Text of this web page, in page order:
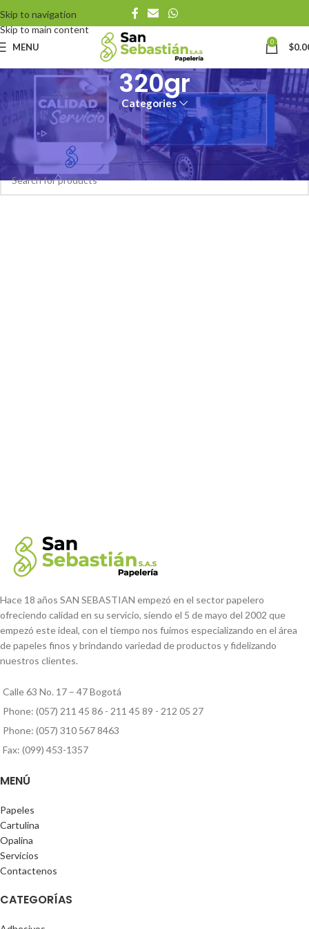
Skip to navigation
Skip to main content
MENU 0 $
320gr
Categories
Productos Cartulina Gramaje 320gr
No se han encontrado productos que coincidan con tu selección.
Hace 18 años SAN SEBASTIAN empezó en el sector papelero
ofreciendo calidad en su servicio, siendo el 5 de mayo del 2002 que
empezó este ideal, con el tiempo nos fuimos especializando en el área
de papeles finos y brindando variedad de productos y fidelizando
nuestros clientes.
Calle 63 No. 17 – 47 Bogotá
Phone: (057) 211 45 86 - 211 45 89 - 212 05 27
Phone: (057) 310 567 8463
Fax: (099) 453-1357
MENÚ
Papeles
Cartulina
Opalina
Servicios
Contactenos
CATEGORÍAS